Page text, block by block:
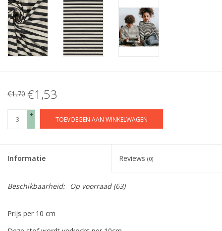
€1,70 €1,53
+
-
TOEVOEGEN AAN WINKELWAGEN
Informatie Reviews (0)
Beschikbaarheid: Op voorraad(63)
Prijs per 10 cm